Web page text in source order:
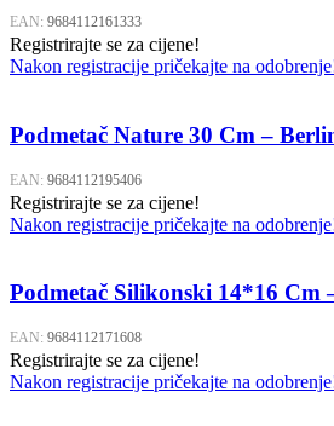
EAN: 9684112161333
Registrirajte se za cijene!
Nakon registracije pričekajte na
Podmetač Nature 30 Cm –
EAN: 9684112195406
Registrirajte se za cijene!
Nakon registracije pričekajte na
Podmetač Silikonski 14*16 Cm
EAN: 9684112171608
Registrirajte se za cijene!
Nakon registracije pričekajte na